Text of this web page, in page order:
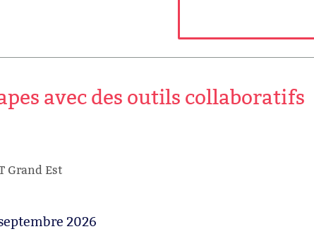
avec des outils collaboratifs
Grand Est
2026